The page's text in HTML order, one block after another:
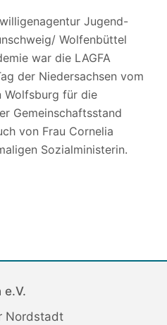
Jugend-
Wolfenbüttel
war die LAGFA
der Niedersachsen vom
Wolfsburg für die
Gemeinschaftsstand
von Frau Cornelia
Sozialministerin.
e.V.
Nordstadt